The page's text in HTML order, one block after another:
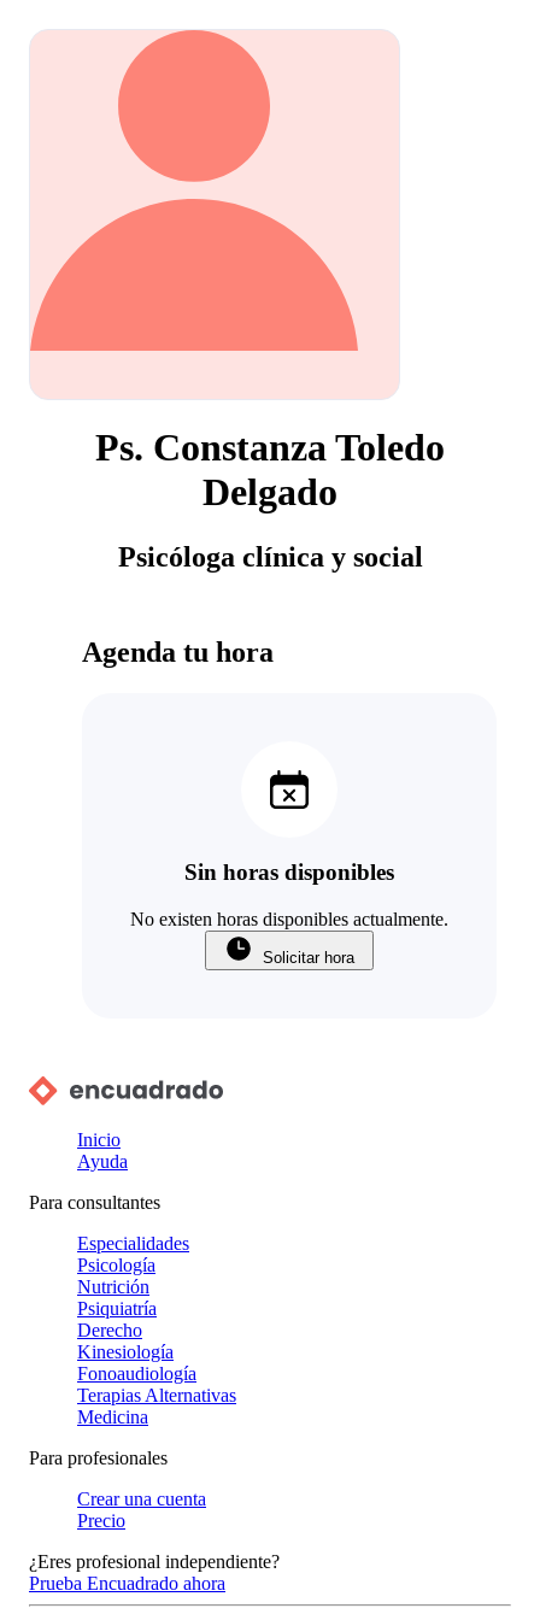
Ps. Constanza Toledo
Delgado
Psicóloga clínica y social
Agenda tu hora
Sin horas disponibles
No existen horas disponibles actualmente.
Solicitar hora
Inicio
Ayuda
Para consultantes
Especialidades
Psicología
Nutrición
Psiquiatría
Derecho
Kinesiología
Fonoaudiología
Terapias Alternativas
Medicina
Para profesionales
Crear una cuenta
Precio
¿Eres profesional independiente?
Prueba Encuadrado ahora